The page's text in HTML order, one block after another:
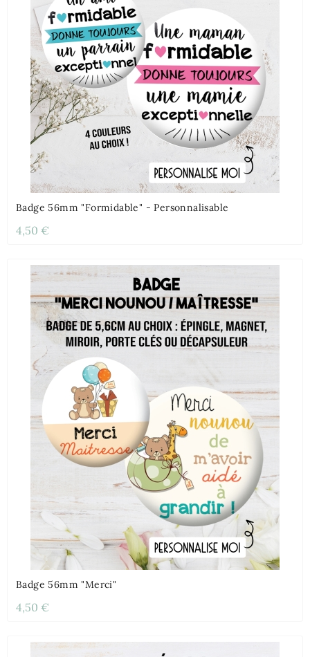
Badge 56mm "Formidable" - Personnalisable
4,50 €
Badge 56mm "Merci"
4,50 €